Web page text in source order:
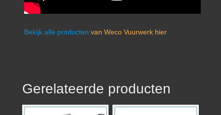
Bekijk alle producten van Weco Vuurwerk hier
Gerelateerde producten